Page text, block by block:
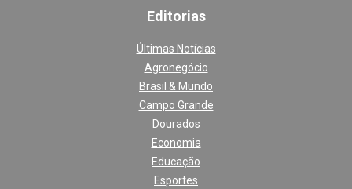
Editorias
Últimas Notícias
Agronegócio
Brasil & Mundo
Campo Grande
Dourados
Economia
Educação
Esportes